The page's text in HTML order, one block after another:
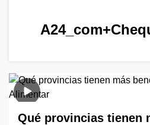
Qué provincias tienen